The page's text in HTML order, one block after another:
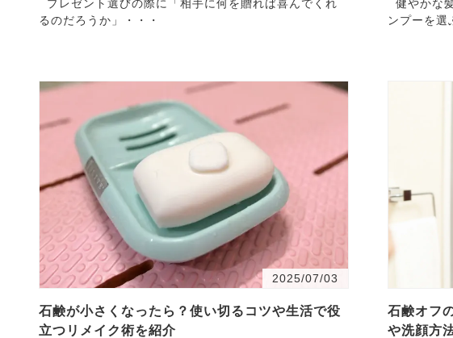
るのだろうか」・・・
ンプーを選
2025/07/03
石鹸が小さくなったら？使い切るコツや生活で役
立つリメイク術を紹介
石鹸オフ
や洗顔方